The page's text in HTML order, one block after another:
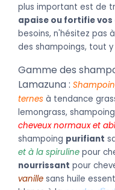
plus important est de
apaise ou fortifie vos
besoins, n'hésitez pas
des shampoings, tout
Gamme des
Lamazuna :
ternes à tendance
lemongrass,
cheveux normaux et
shampoing purifiant
et à la spiruline pour
nourrissant pour
vanille sans huile